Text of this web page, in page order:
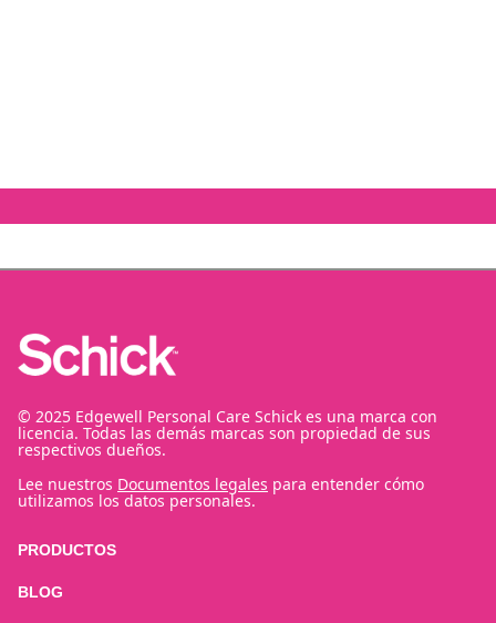
© 2025 Edgewell Personal Care Schick es una marca con
licencia. Todas las demás marcas son propiedad de sus
respectivos dueños.
Lee nuestros Documentos legales para entender cómo
utilizamos los datos personales.
PRODUCTOS
BLOG